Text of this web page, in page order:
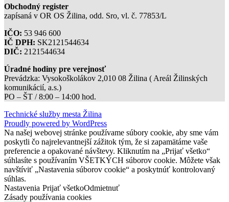
Obchodný register
zapísaná v OR OS Žilina, odd. Sro, vl. č. 77853/L
IČO: 53 946 600
IČ DPH: SK2121544634
DIČ: 2121544634
Úradné hodiny pre verejnosť
Prevádzka: Vysokoškolákov 2,010 08 Žilina ( Areál Žilinských
komunikácií, a.s.)
PO – ŠT / 8:00 – 14:00 hod.
Technické služby mesta Žilina
Proudly powered by WordPress
Na našej webovej stránke používame súbory cookie, aby sme vám
poskytli čo najrelevantnejší zážitok tým, že si zapamätáme vaše
preferencie a opakované návštevy. Kliknutím na „Prijať všetko“
súhlasíte s používaním VŠETKÝCH súborov cookie. Môžete však
navštíviť „Nastavenia súborov cookie“ a poskytnúť kontrolovaný
súhlas.
Nastavenia Prijať všetkoOdmietnuť
Zásady používania cookies